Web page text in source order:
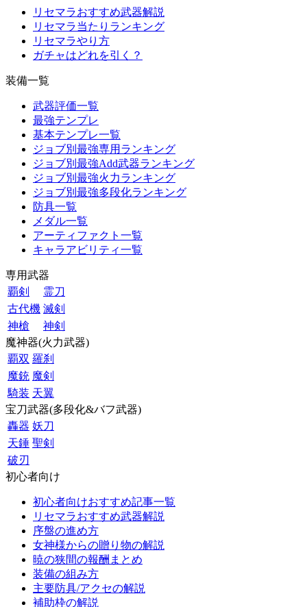
リセマラおすすめ武器解説
リセマラ当たりランキング
リセマラやり方
ガチャはどれを引く？
装備一覧
武器評価一覧
最強テンプレ
基本テンプレ一覧
ジョブ別最強専用ランキング
ジョブ別最強Add武器ランキング
ジョブ別最強火力ランキング
ジョブ別最強多段化ランキング
防具一覧
メダル一覧
アーティファクト一覧
キャラアビリティ一覧
専用武器
覇剣
霊刀
古代機 滅剣
神槍
神剣
魔神器(火力武器)
覇双 羅刹
魔銃 魔剣
騎装 天翼
宝刀武器(多段化&バフ武器)
轟器 妖刀
天錘 聖剣
破刃
初心者向け
初心者向けおすすめ記事一覧
リセマラおすすめ武器解説
序盤の進め方
女神様からの贈り物の解説
暁の狭間の報酬まとめ
装備の組み方
主要防具/アクセの解説
補助枠の解説